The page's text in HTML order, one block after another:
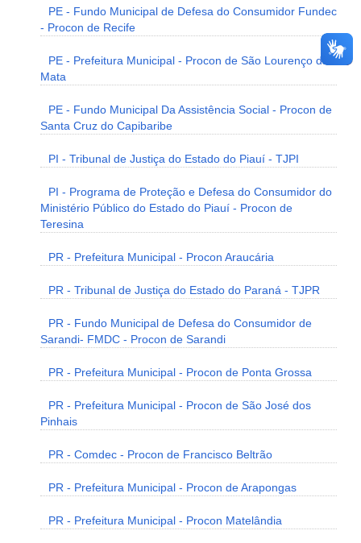
PE - Fundo Municipal de Defesa do Consumidor Fundec
- Procon de Recife
PE - Prefeitura Municipal - Procon de São Lourenço da
Mata
PE - Fundo Municipal Da Assistência Social - Procon de
Santa Cruz do Capibaribe
PI - Tribunal de Justiça do Estado do Piauí - TJPI
PI - Programa de Proteção e Defesa do Consumidor do
Ministério Público do Estado do Piauí - Procon de
Teresina
PR - Prefeitura Municipal - Procon Araucária
PR - Tribunal de Justiça do Estado do Paraná - TJPR
PR - Fundo Municipal de Defesa do Consumidor de
Sarandi- FMDC - Procon de Sarandi
PR - Prefeitura Municipal - Procon de Ponta Grossa
PR - Prefeitura Municipal - Procon de São José dos
Pinhais
PR - Comdec - Procon de Francisco Beltrão
PR - Prefeitura Municipal - Procon de Arapongas
PR - Prefeitura Municipal - Procon Matelândia